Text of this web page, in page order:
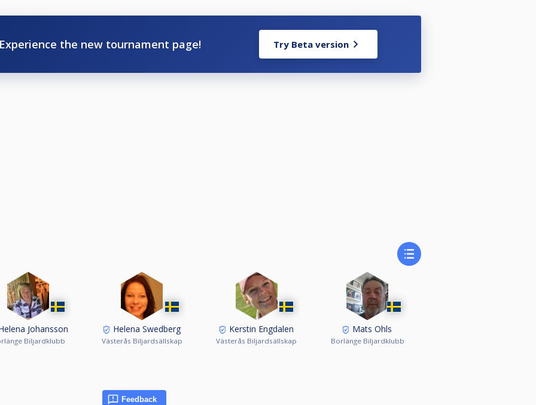
annan orsak skall göras innan lottningen är utförd, ca 2-3 dagar innan tävlingen.
Experience the new tournament page! Try Beta version
Johansson
Biljardklubb
Helena Swedberg
Västerås Biljardsällskap
Kerstin Engdalen
Västerås Biljardsällskap
Mats Ohls
Borlänge Biljardklubb
Feedback